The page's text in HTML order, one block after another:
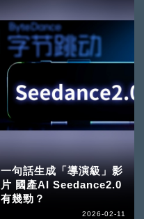
一句話生成「導演級」影
片 國產AI Seedance2.0
有幾勁？
2026-02-11